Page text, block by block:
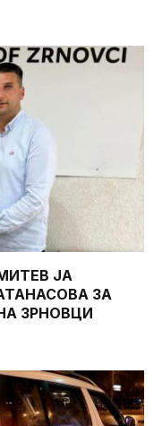
ЈА
ЗА
ЗРНОВЦИ